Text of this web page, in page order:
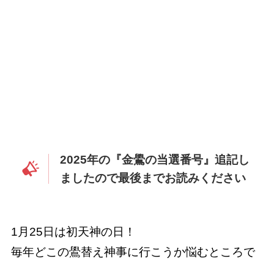
2025年の『金鷽の当選番号』追記し
ましたので最後までお読みください
1月25日は初天神の日！
毎年どこの鷽替え神事に行こうか悩むところで